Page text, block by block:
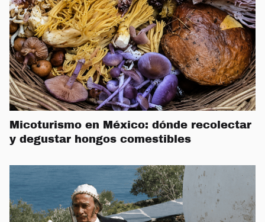
Micoturismo en México: dónde recolectar
y degustar hongos comestibles